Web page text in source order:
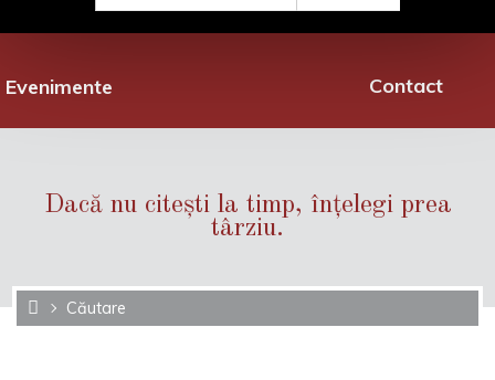
Evenimente
Rețea librării
Contact
Dacă nu citești la timp, înțelegi prea
târziu.
Căutare